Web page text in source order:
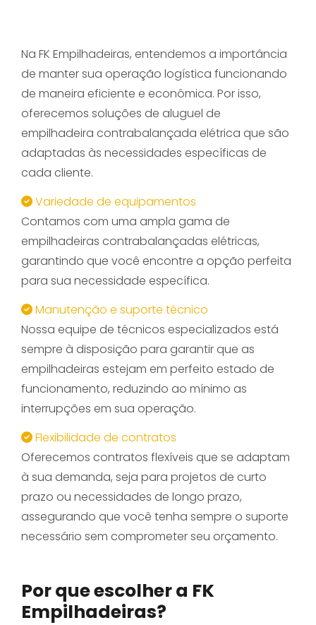
Na FK Empilhadeiras, entendemos a importância
de manter sua operação logística funcionando
de maneira eficiente e econômica. Por isso,
oferecemos soluções de aluguel de
empilhadeira contrabalançada elétrica que são
adaptadas às necessidades específicas de
cada cliente.
Variedade de equipamentos
Contamos com uma ampla gama de
empilhadeiras contrabalançadas elétricas,
garantindo que você encontre a opção perfeita
para sua necessidade específica.
Manutenção e suporte técnico
Nossa equipe de técnicos especializados está
sempre à disposição para garantir que as
empilhadeiras estejam em perfeito estado de
funcionamento, reduzindo ao mínimo as
interrupções em sua operação.
Flexibilidade de contratos
Oferecemos contratos flexíveis que se adaptam
à sua demanda, seja para projetos de curto
prazo ou necessidades de longo prazo,
assegurando que você tenha sempre o suporte
necessário sem comprometer seu orçamento.
Por que escolher a FK
Empilhadeiras?